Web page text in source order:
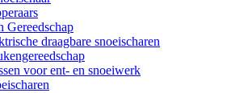
Gereedschap
draagbare snoeischaren
voor ent- en snoeiwerk